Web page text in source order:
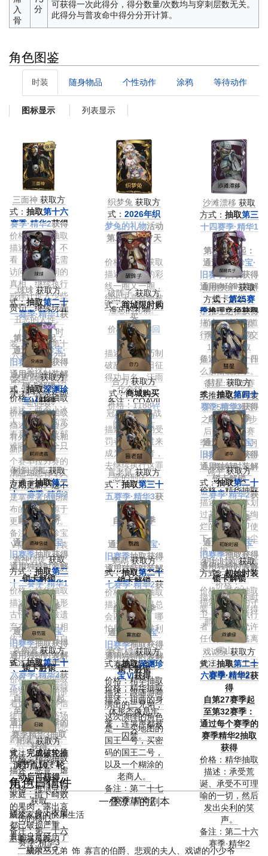
入
骨
分
可获得一次此得分，得分数量/次数均与穿刺层数无关。
此得分与普攻命中得分分开计算。
角色图鉴
时装 随身物品 个性动作 涂鸦 等待动作
图标显示 列表显示
三面神 获取方
式： 抽取第十六
赛季·精华2获得
价格：精华抽取
描述：不听，不
看，不说。无需
访问过这世间的
真相，继续执行
戒律让世人少些
责罚，继续玩弄
丑恶的人性。
（【限定】时
装，仅能在第十
六赛季精华2中
获得）
备注：第十六赛
季·精华2限定稀
世时装
织梦兔 获取方
式： 2026年织
梦兔的礼物活动
第二期签到7天
获得
价格：活动获取
描述：游离的彩
线一圈又一圈，
织出天亮就会被
遗忘的礼物。
沙滩漂移 获取
方式： 抽取第三
十四赛季·精华1
获得
第35赛季起：
通过 记忆珍宝·
旧赛季抽取获得
通用奇珍时装解
锁卡解锁
价格：精华抽取
描述：城市街道
行驶，请遵守交
通规则。
备注：第三十四
赛季·精华1
球球获取方
式：抽取第二十
一赛季·精华1获
得
第22赛季起：
通过 记忆珍宝·
旧赛季抽取获得
通用奇珍时装解
锁卡解锁
价格：精华抽取
描述：两个小冰
人，蓝铃花前赏
春意；花香浓郁
难呼吸，两个只
剩一。
备注：第二十一
赛季·精华1
破阵子获取方
式：商城限时购
买
价格：1388回
声
描述：千机巧制
破敌阵，百日征
得功与名，汗雨
化金翎。
备注：COAVII
冠军成都GG战
队专属时装
胡桃夹子获取
方式：第25赛
季推理之径获得
价格：第25赛
季推理之径第
1528步获取
描述：咔啦，什
么东西裂开了。
备注：第25赛
季推理之径时装
第25赛季推理
之径达到600步
后，可在25赛
季结束后一个月
内使用1388回
声购买。
交通旗获取方
式：抽取深渊珍
宝Ⅴ获得
价格：珍宝抽取
描述：大都会少
有外界的娱乐和
新闻，但关于一
个赛车拉力赛的
消息却总有专人
定期更新。这不
是掌控者所能摆
布的，而是源于
更幕后的势力。
备注：深渊珍宝
Ⅴ限定独特时装
合力获取方
式：商城购买
价格：1188碎
片/318回声
描述：曾经的受
罚者，却反过来
成为了惩戒者，
去继续执行这罪
恶的刑法。
彗星获取方
式：抽取第四十
赛季·精华3获得
自第41赛季
起：
通过 记忆珍宝·
旧赛季抽取获得
通用独特时装解
锁卡解锁
价格：精华抽取
描述：光辉体划
过苍穹，留下绚
烂的拖尾，即使
下一秒便化为尘
埃、蒸发殆尽。
备注：第四十赛
季·精华3
树洞遗孤获取
方式：抽取第二
十一赛季·精华2
获得
自第22赛季
起：
通过 记忆珍宝·
旧赛季抽取获得
通用独特时装解
锁卡解锁
价格：精华抽取
描述：三个身形
古怪的兄弟被遗
弃在水晶宫中相
依为命，却也自
得其乐。
备注：第二十一
赛季·精华2
水晶宫系列独特
时装
盲老鼠获取方
式：抽取第三十
五赛季·精华3获
得
自第36赛季
起：
通过
记忆珍宝·
旧赛季抽取获得
通用独特时装解
锁卡解锁
价格：精华抽取
描述：盲老鼠总
会四处乱跑，哪
怕尾巴已经被利
刃切掉。
备注：第三十五
赛季·精华3
诡卒获取方
式：抽取第二十
三赛季·精华2获
得
自第24赛季
起：
通过记忆珍宝·
旧赛季抽取获得
通用独特时装解
锁卡解锁
价格：精华抽取
描述：雾山的守
卫，惩罚的执行
者，永远不允许
任何擅闯者逃离
雾山。
备注：第二十三
赛季·精华2
酒神信徒获取
方式：抽取第二
十二赛季·精华1
获得
自第23赛季
起：
通过记忆珍宝·
旧赛季抽取获得
通用独特时装解
锁卡解锁
价格：精华抽取
描述：三兄弟带
着诡异的酒神信
徒面具，在浴场
中排演古希腊悲
剧的剧目演出。
备注：第二十二
赛季·精华1
鹦鹉获取方
式：抽取第二十
七赛季·精华2获
得
自第28赛季
起：
通过记忆珍宝·
旧赛季抽取获得
通用独特时装解
锁卡解锁
价格：精华抽取
描述：跟随游商
演出的三兄弟，
这次演绎的角色
是——买地图的
国王一号，买密
码的国王二号，
以及一个糊涂的
老商人。
备注：第二十七
赛季·精华2
初始时装获取
方式：初始时装
价格：-
描述：初始的时
装，一切都显得
那么地自然。
哀伤蓝获取方
式：抽取第二十
六赛季·精华3获
得
自第27赛季起
至第34赛季：
通过每个赛季的
赛季精华3抽取
获得
价格：精华抽取
描述：恶意、虐
待、分崩离析的
家庭，啃下畸败
的果肉，露出哀
伤的核心。
备注：第二十六
赛季·精华3
寡言棕获取方
式：抽取深渊珍
宝Ⅵ获得
价格：精华抽取
描述：扭曲的身
体形态像是牢
笼，连哭声都被
囚禁。
戏谑绿获取方
式：抽取第二十
六赛季·精华2获
得
自第27赛季起
至第32赛季：
通过每个赛季的
赛季精华2抽取
获得
价格：精华抽取
描述：承受荒
诞、承受不可理
喻的一切，然后
发出尖利的笑
声。
备注：第二十六
赛季·精华2
旧装获取方
式：完成破轮推
演节点10：轮
动后可获得
价格：推演完成
获取
描述：身上衣服
都已破损严重，
真的只是经历了
一场游戏？
角色日信件
一叠潦草的剧本
威尔家族的快乐生活
主要演员表：
威尔三兄弟 饰 寡言的伯爵、悲观的夫人、戏谑的小少爷